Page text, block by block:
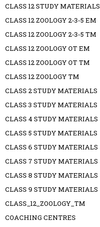
CLASS 12 STUDY MATERIALS
CLASS 12 ZOOLOGY 2-3-5 EM
CLASS 12 ZOOLOGY 2-3-5 TM
CLASS 12 ZOOLOGY OT EM
CLASS 12 ZOOLOGY OT TM
CLASS 12 ZOOLOGY TM
CLASS 2 STUDY MATERIALS
CLASS 3 STUDY MATERIALS
CLASS 4 STUDY MATERIALS
CLASS 5 STUDY MATERIALS
CLASS 6 STUDY MATERIALS
CLASS 7 STUDY MATERIALS
CLASS 8 STUDY MATERIALS
CLASS 9 STUDY MATERIALS
CLASS_12_ZOOLOGY_TM
COACHING CENTRES